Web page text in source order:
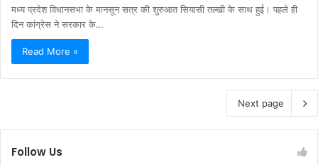
मध्य प्रदेश विधानसभा के मानसून सत्र की शुरुआत सियासी तल्खी के साथ हुई। पहले ही
दिन कांग्रेस ने सरकार के…
Read More »
Next page
Follow Us